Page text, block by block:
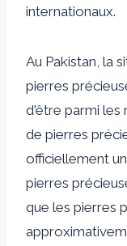
internationaux.
Au Pakistan, la
pierres
d'être parmi les
de pierres
officiellement
pierres
que les pierres